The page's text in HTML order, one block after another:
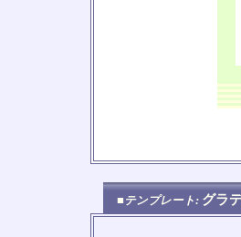
■テンプレート: グラ